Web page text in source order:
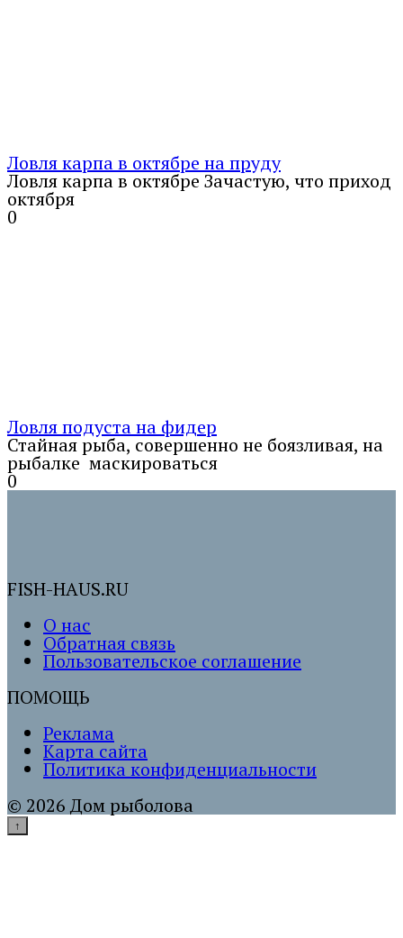
Ловля карпа в октябре на пруду
Ловля карпа в октябре Зачастую, что приход
октября
0
Ловля подуста на фидер
Стайная рыба, совершенно не боязливая, на
рыбалке маскироваться
0
FISH-HAUS.RU
О нас
Обратная связь
Пользовательское соглашение
ПОМОЩЬ
Реклама
Карта сайта
Политика конфиденциальности
© 2026 Дом рыболова